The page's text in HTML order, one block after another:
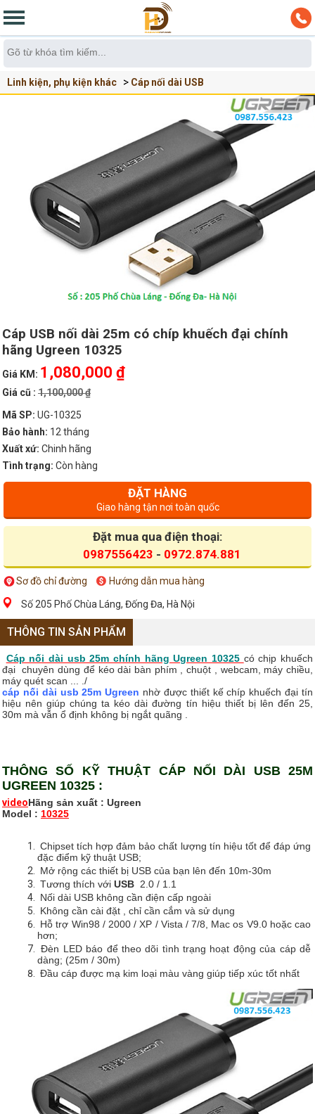
Linh kiện, phụ kiện khác Cáp nối dài USB
Cáp USB nối dài 25m có chíp khuếch đại chính
hãng Ugreen 10325
Giá KM: 1,080,000 ₫
Giá cũ : 1,100,000 ₫
Mã SP: UG-10325
Bảo hành: 12 tháng
Xuất xứ: Chinh hãng
Tình trạng: Còn hàng
ĐẶT HÀNG
Giao hàng tận nơi toàn quốc
Đặt mua qua điện thoại:
0987556423 - 0972.874.881
Sơ đồ chỉ đường Hướng dẫn mua hàng
Số 205 Phố Chùa Láng, Đống Đa, Hà Nội
THÔNG TIN SẢN PHẨM
Cáp nối dài usb 25m chính hãng Ugreen 10325 có chịp khuếch
đại chuyên dùng để kéo dài bàn phím , chuột , webcam, máy chiều,
máy quét scan ... ./
cáp nối dài usb 25m Ugreen nhờ được thiết kế chíp khuếch đại tín
hiệu nên giúp chúng ta kéo dài đường tín hiệu thiết bị lên đến 25,
30m mà vẫn ổ định không bị ngắt quãng .
THÔNG SỐ KỸ THUẬT CÁP NỐI DÀI USB 25M
UGREEN 10325 :
videoHãng sản xuất : Ugreen
Model : 10325
Chipset tích hợp đảm bảo chất lượng tín hiệu tốt để đáp ứng
đặc điểm kỹ thuật USB;
Mở rộng các thiết bị USB của bạn lên đến 10m-30m
Tương thích với USB 2.0 / 1.1
Nối dài USB không cần điện cấp ngoài
Không cần cài đặt , chỉ cần cắm và sử dụng
Hỗ trợ Win98 / 2000 / XP / Vista / 7/8, Mac os V9.0 hoặc cao
hơn;
Đèn LED báo để theo dõi tình trạng hoạt động của cáp dễ
dàng; (25m / 30m)
Đầu cáp được mạ kim loại màu vàng giúp tiếp xúc tốt nhất